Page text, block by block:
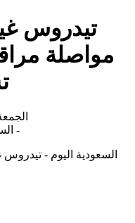
تيدروس
مواصلة
21:04 2026 الجمعة ,22